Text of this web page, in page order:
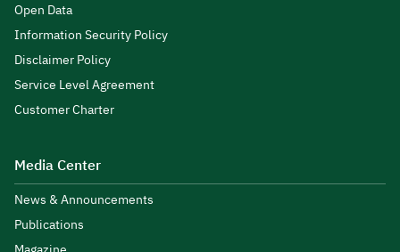
Open Data
Information Security Policy
Disclaimer Policy
Service Level Agreement
Customer Charter
Media Center
News & Announcements
Publications